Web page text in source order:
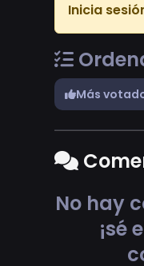
Inicia
Más
No hay
¡sé